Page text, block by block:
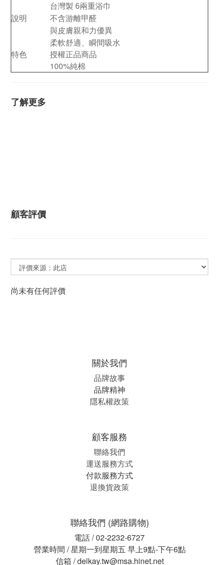
說明
台灣製 6兩重浴巾
不含游離甲醛
與皮膚親和力優異
特色
柔軟舒適、瞬間吸水
授權正品商品
100%純棉
了解更多
顧客評價
尚未有任何評價
關於我們
品牌故事
品牌精神
隱私權政策
顧客服務
聯絡我們
運送服務方式
付款服務方式
退換貨政策
聯絡我們 (網路購物)
電話 / 02-2232-6727
營業時間 / 星期一到星期五 早上9點-下午6點
信箱 / delkay.tw@msa.hinet.net